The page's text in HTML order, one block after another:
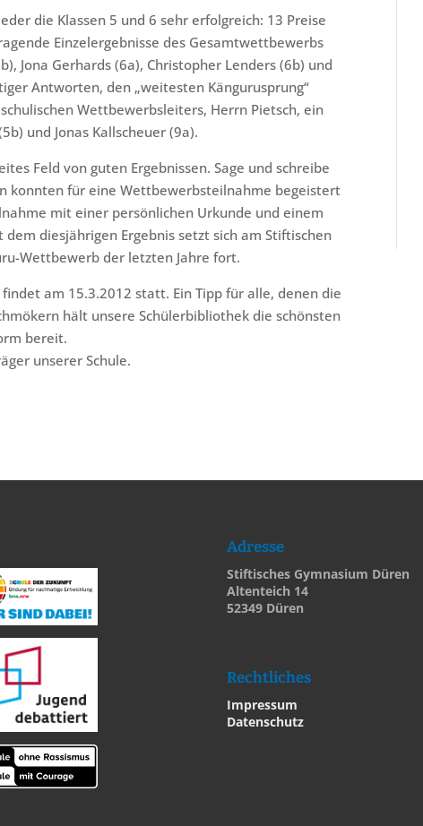
die Klassen 5 und 6 sehr erfolgreich: 13 Preise
Einzelergebnisse des Gesamtwettbewerbs
Jona Gerhards (6a), Christopher Lenders (6b) und
Antworten, den „weitesten Kängurusprung“
Wettbewerbsleiters, Herrn Pietsch, ein
und Jonas Kallscheuer (9a).
Feld von guten Ergebnissen. Sage und schreibe
konnten für eine Wettbewerbsteilnahme begeistert
mit einer persönlichen Urkunde und einem
diesjährigen Ergebnis setzt sich am Stiftischen
Wettbewerb der letzten Jahre fort.
am 15.3.2012 statt. Ein Tipp für alle, denen die
hält unsere Schülerbibliothek die schönsten
bereit.
unserer Schule.
Adresse
Stiftisches Gymnasium Düren
Altenteich 14
52349 Düren
Rechtliches
Impressum
Datenschutz